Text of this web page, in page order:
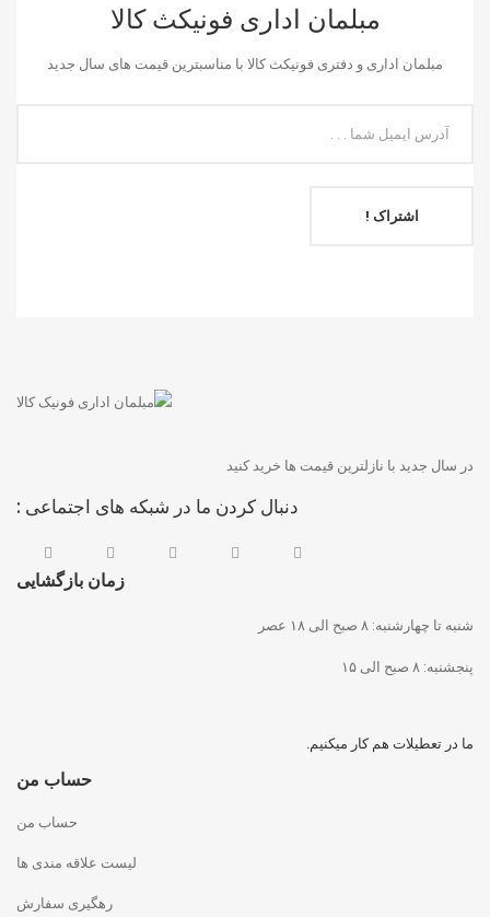
مبلمان اداری فونیکث کالا
مبلمان اداری و دفتری فونیکث کالا با مناسبترین قیمت های سال جدید
اشتراک !
در سال جدید با نازلترین قیمت ها خرید کنید
دنبال کردن ما در شبکه های اجتماعی :
زمان بازگشایی
شنبه تا چهارشنبه: ۸ صبح الی ۱۸ عصر
پنجشنبه: ۸ صبح الی ۱۵
ما در تعطیلات هم کار میکنیم.
حساب من
حساب من
لیست علاقه مندی ها
رهگیری سفارش